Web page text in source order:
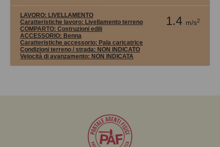
1.4 m/s2
LAVORO: LIVELLAMENTO
Caratteristiche lavoro: Livellamento terreno
COMPARTO: Costruzioni edili
ACCESSORIO: Benna
Caratteristiche accessorio: Pala caricatrice
Condizioni terreno / strada: NON INDICATO
Velocità di avanzamento: NON INDICATA